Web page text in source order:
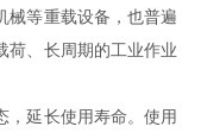
械等重载设备，也普遍
荷、长周期的工业作业
延长使用寿命。使用